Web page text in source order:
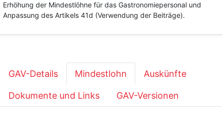
Erhöhung der Mindestlöhne für das Gastronomiepersonal und
Anpassung des Artikels 41d (Verwendung der Beiträge).
GAV-Details Mindestlohn Auskünfte
Dokumente und Links GAV-Versionen